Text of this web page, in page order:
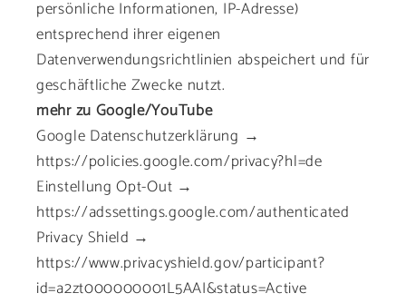
persönliche Informationen, IP-Adresse)
entsprechend ihrer eigenen
Datenverwendungsrichtlinien abspeichert und für
geschäftliche Zwecke nutzt.
mehr zu Google/YouTube
Google Datenschutzerklärung →
https://policies.google.com/privacy?hl=de
Einstellung Opt-Out →
https://adssettings.google.com/authenticated
Privacy Shield →
https://www.privacyshield.gov/participant?
id=a2zt000000001L5AAI&status=Active